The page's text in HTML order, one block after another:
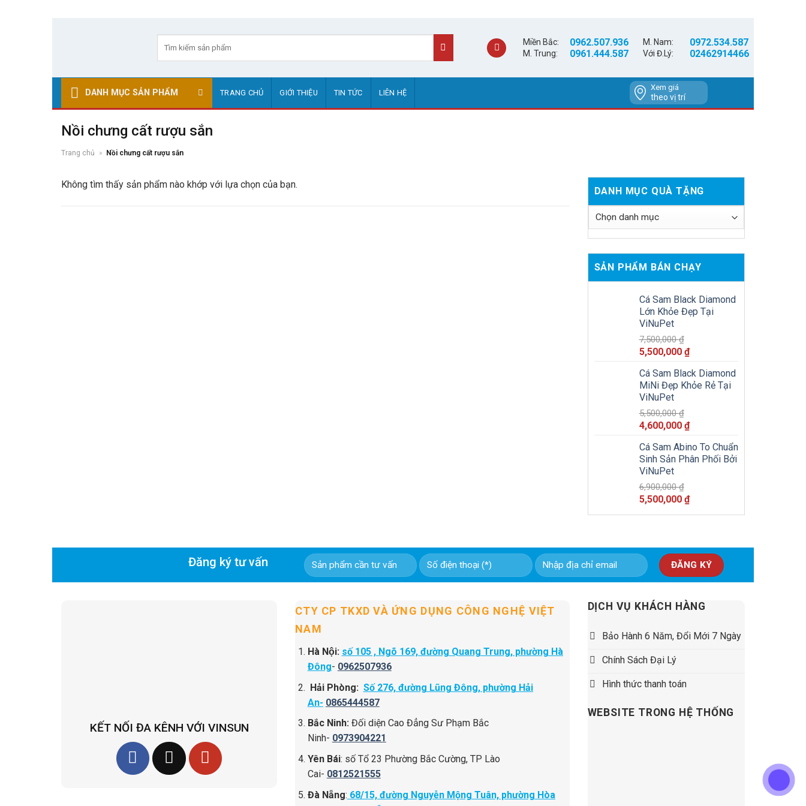
kiếm:
Miền Bắc: 0962.507.936 M. Nam: 0972.534.587
M. Trung: 0961.444.587 Với Đ.Lý: 02462914466
DANH MỤC SẢN PHẨM TRANG CHỦ GIỚI THIỆU TIN TỨC LIÊN HỆ
Xem giá
theo vị trí
Nồi chưng cất rượu sắn
Trang chủ » Nồi chưng cất rượu sắn
Không tìm thấy sản phẩm nào khớp với lựa chọn của bạn.
DANH MỤC QUÀ TẶNG
SẢN PHẨM BÁN CHẠY
Cá Sam Black Diamond
Lớn Khỏe Đẹp Tại
ViNuPet
7,500,000₫
Giá
là:
7,500,000 ₫.
5,500,000 ₫Giá
tại
là:
Cá Sam Black Diamond
MiNi Đẹp Khỏe Rẻ Tại
ViNuPet
5,500,000₫
Giá
là:
5,500,000 ₫.
4,600,000 ₫Giá
tại
là:
Cá Sam Abino To Chuẩn
Sinh Sản Phân Phối Bởi
ViNuPet
6,900,000₫
Giá
5,500,000 ₫Giá
5,500,000 ₫.
Đăng ký tư vấn
KẾT NỐI ĐA KÊNH VỚI VINSUN
CTY CP TKXD VÀ ỨNG DỤNG CÔNG NGHỆ VIỆT
NAM
Hà Nội: số 105 , Ngõ 169, đường Quang Trung, phường Hà
Đông- 0962507936
Hải Phòng: Số 276, đường Lũng Đông, phường Hải
An- 0865444587
Bắc Ninh: Đối diện Cao Đẳng Sư Phạm Bắc
Ninh- 0973904221
Yên Bái: số Tổ 23 Phường Bắc Cường, TP Lào
Cai- 0812521555
Đà Nẵng: 68/15, đường Nguyễn Mộng Tuân, phường Hòa
DỊCH VỤ KHÁCH HÀNG
Bảo Hành 6 Năm, Đổi Mới 7 Ngày
Chính Sách Đại Lý
Hình thức thanh toán
WEBSITE TRONG HỆ THỐNG